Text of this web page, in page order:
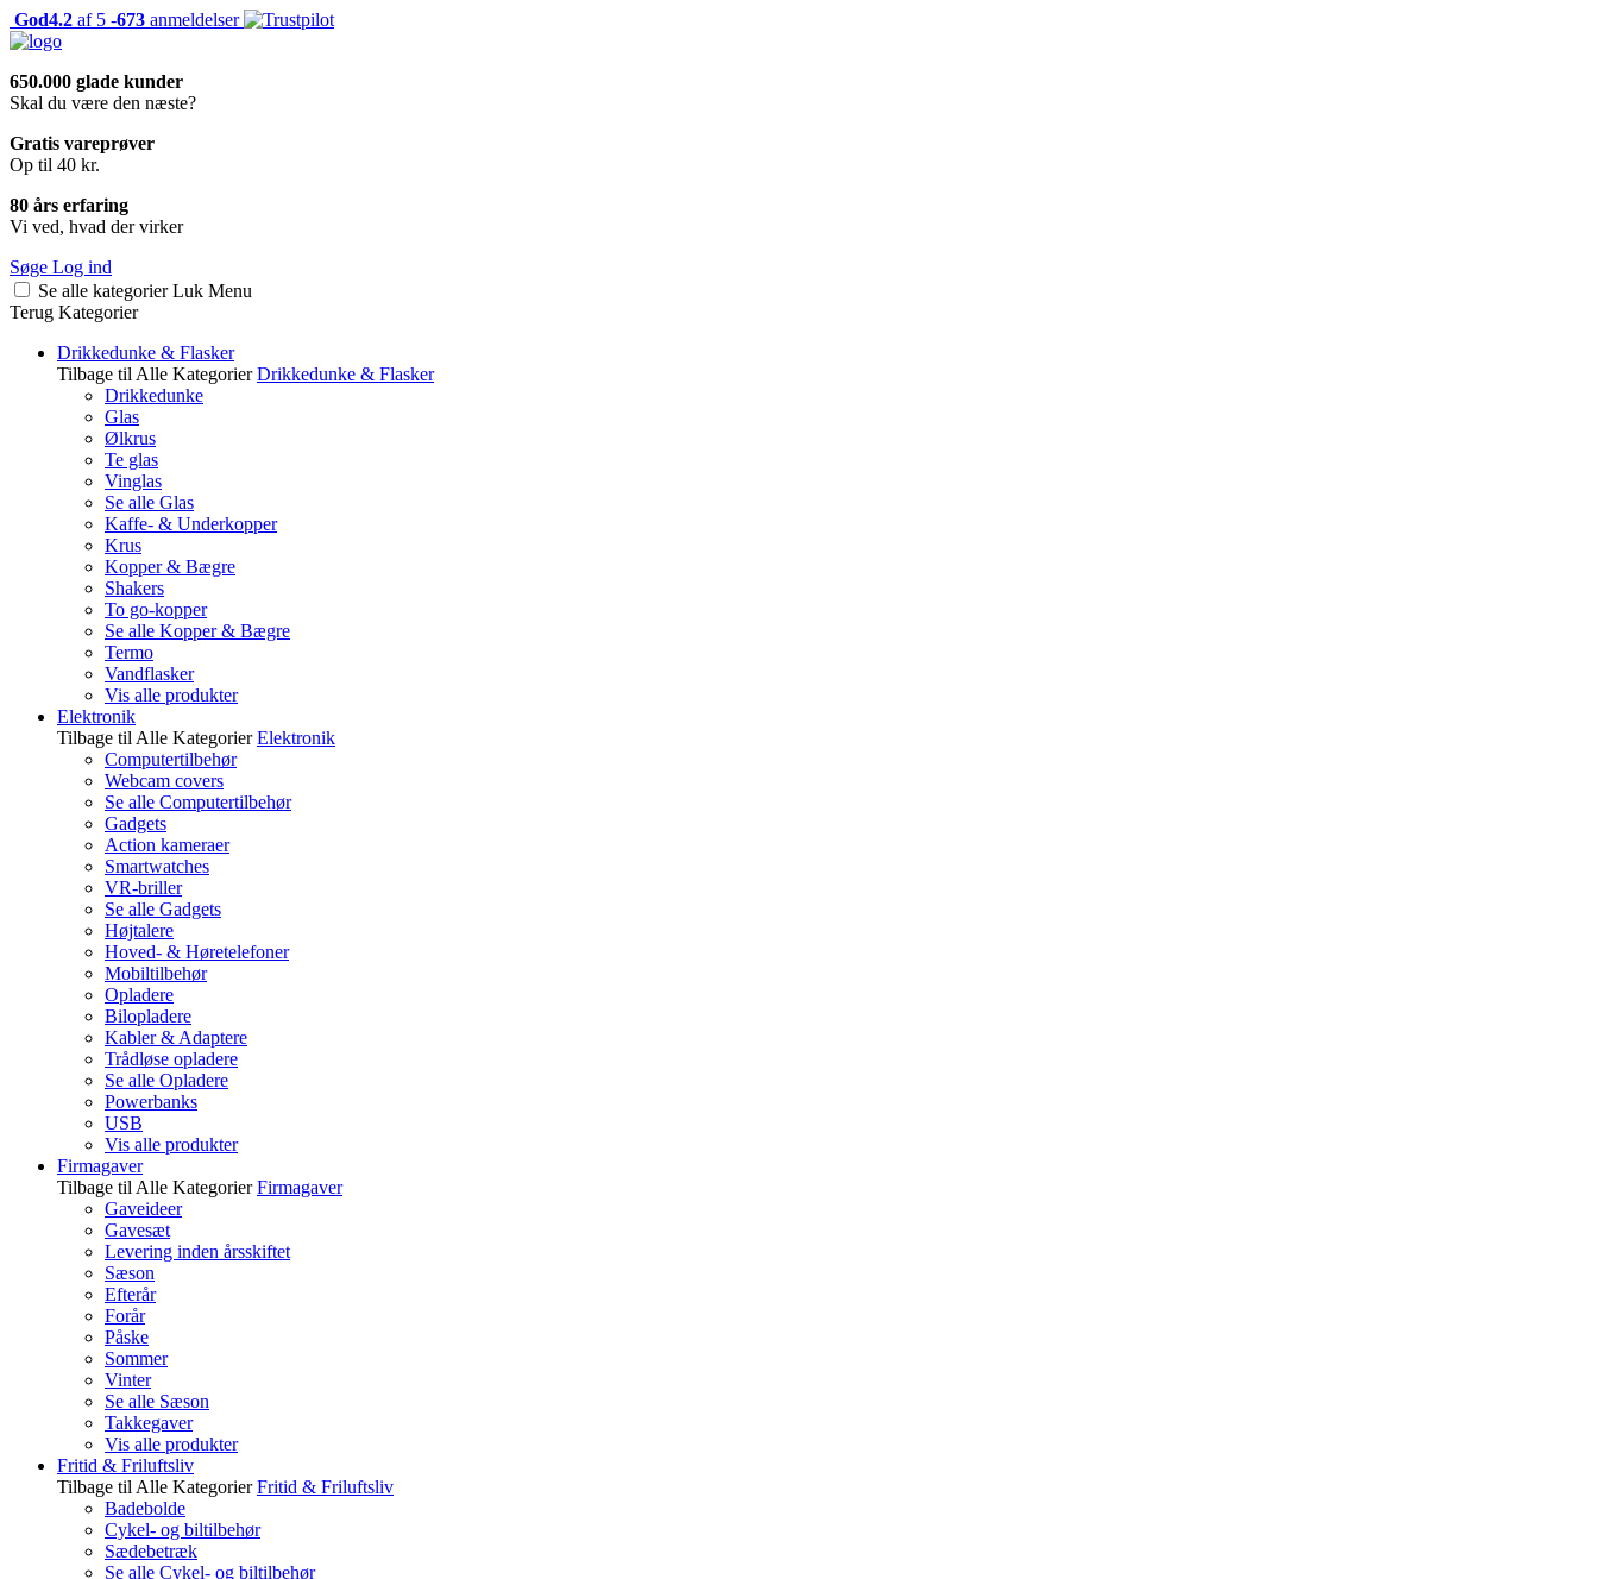
God4.2 af 5 -673 anmeldelser
650.000 glade kunder
Skal du være den næste?
Gratis vareprøver
Op til 40 kr.
80 års erfaring
Vi ved, hvad der virker
Søge Log ind
Se alle kategorier Luk Menu
Terug Kategorier
Drikkedunke & Flasker
Tilbage til Alle Kategorier Drikkedunke & Flasker
Drikkedunke
Glas
Ølkrus
Te glas
Vinglas
Se alle Glas
Kaffe- & Underkopper
Krus
Kopper & Bægre
Shakers
To go-kopper
Se alle Kopper & Bægre
Termo
Vandflasker
Vis alle produkter
Elektronik
Tilbage til Alle Kategorier Elektronik
Computertilbehør
Webcam covers
Se alle Computertilbehør
Gadgets
Action kameraer
Smartwatches
VR-briller
Se alle Gadgets
Højtalere
Hoved- & Høretelefoner
Mobiltilbehør
Opladere
Bilopladere
Kabler & Adaptere
Trådløse opladere
Se alle Opladere
Powerbanks
USB
Vis alle produkter
Firmagaver
Tilbage til Alle Kategorier Firmagaver
Gaveideer
Gavesæt
Levering inden årsskiftet
Sæson
Efterår
Forår
Påske
Sommer
Vinter
Se alle Sæson
Takkegaver
Vis alle produkter
Fritid & Friluftsliv
Tilbage til Alle Kategorier Fritid & Friluftsliv
Badebolde
Cykel- og biltilbehør
Sædebetræk
Se alle Cykel- og biltilbehør